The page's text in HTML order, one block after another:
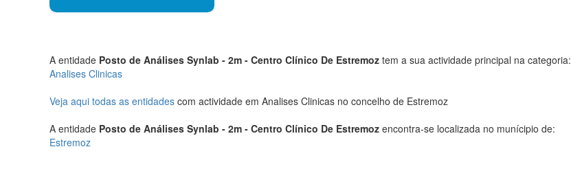
A entidade Posto de Análises Synlab - 2m - Centro Clínico De Estremoz tem a sua actividade principal na categoria:
Analises Clinicas
Veja aqui todas as entidades com actividade em Analises Clinicas no concelho de Estremoz
A entidade Posto de Análises Synlab - 2m - Centro Clínico De Estremoz encontra-se localizada no munícipio de:
Estremoz